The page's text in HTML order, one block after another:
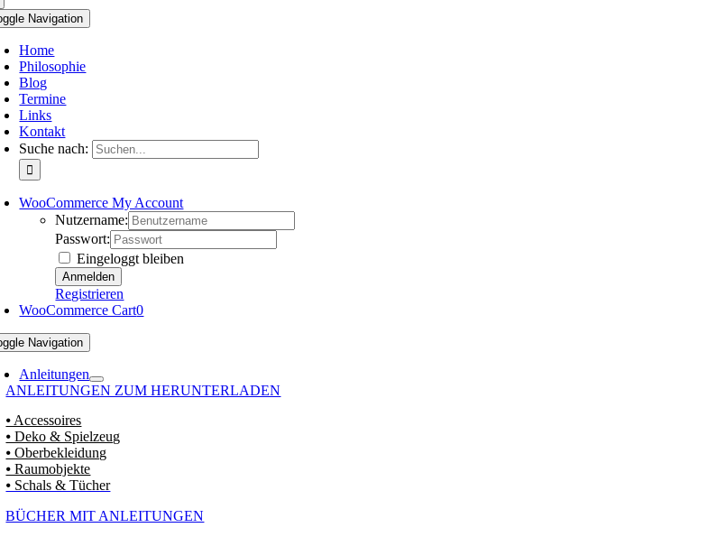
Navigation
Home
Philosophie
Blog
Termine
Links
Kontakt
Suche nach:
WooCommerce My Account
Nutzername:
Passwort:
Eingeloggt bleiben
Registrieren
WooCommerce Cart0
Navigation
Anleitungen
ANLEITUNGEN ZUM HERUNTERLADEN
⦁ Accessoires
⦁ Deko & Spielzeug
⦁ Oberbekleidung
⦁ Raumobjekte
⦁ Schals & Tücher
BÜCHER MIT ANLEITUNGEN